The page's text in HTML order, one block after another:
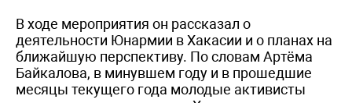
В ходе мероприятия он рассказал о
деятельности Юнармии в Хакасии и о планах на
ближайшую перспективу. По словам Артёма
Байкалова, в минувшем году и в прошедшие
месяцы текущего года молодые активисты